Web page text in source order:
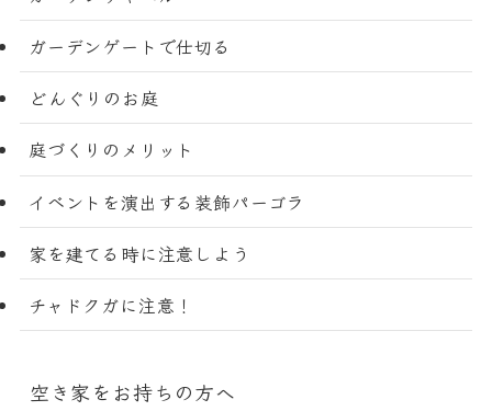
ガーデンゲートで仕切る
どんぐりのお庭
庭づくりのメリット
イベントを演出する装飾パーゴラ
家を建てる時に注意しよう
チャドクガに注意！
空き家をお持ちの方へ